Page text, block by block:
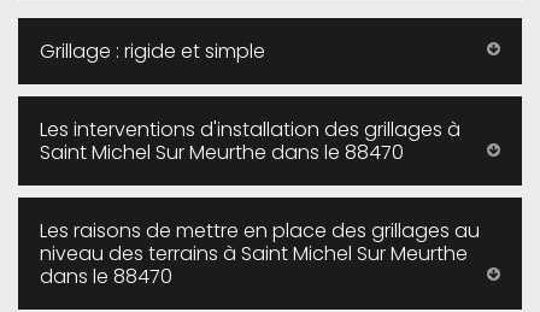
Grillage : rigide et simple
Les interventions d'installation des grillages à
Saint Michel Sur Meurthe dans le 88470
Les raisons de mettre en place des grillages au
niveau des terrains à Saint Michel Sur Meurthe
dans le 88470